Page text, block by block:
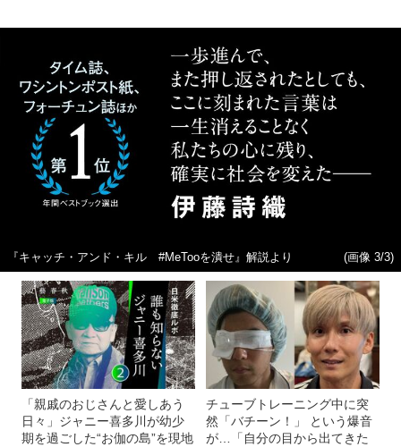
『キャッチ・アンド・キル #MeTooを潰せ』解説より (画像 3/3)
「親戚のおじさんと愛しあう
日々」ジャニー喜多川が幼少
期を過ごした“お伽の島”を現地
チューブトレーニング中に突
然「バチーン！」 という爆音
が…「自分の目から出てきた